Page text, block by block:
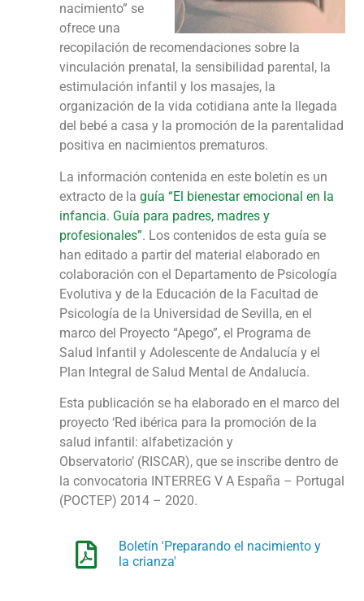
nacimiento” se
ofrece una
recopilación de recomendaciones sobre la
vinculación prenatal, la sensibilidad parental, la
estimulación infantil y los masajes, la
organización de la vida cotidiana ante la llegada
del bebé a casa y la promoción de la parentalidad
positiva en nacimientos prematuros.
La información contenida en este boletín es un
extracto de la guía “El bienestar emocional en la
infancia. Guía para padres, madres y
profesionales”. Los contenidos de esta guía se
han editado a partir del material elaborado en
colaboración con el Departamento de Psicología
Evolutiva y de la Educación de la Facultad de
Psicología de la Universidad de Sevilla, en el
marco del Proyecto “Apego”, el Programa de
Salud Infantil y Adolescente de Andalucía y el
Plan Integral de Salud Mental de Andalucía.
Esta publicación se ha elaborado en el marco del
proyecto ‘Red ibérica para la promoción de la
salud infantil: alfabetización y
Observatorio’ (RISCAR), que se inscribe dentro de
la convocatoria INTERREG V A España – Portugal
(POCTEP) 2014 – 2020.
Boletín 'Preparando el nacimiento y
la crianza'